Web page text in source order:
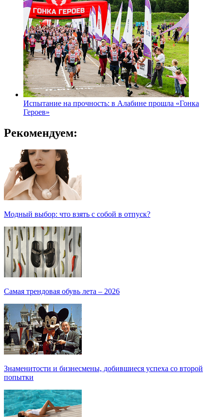
Испытание на прочность: в Алабине прошла «Гонка
Героев»
Рекомендуем:
Модный выбор: что взять с собой в отпуск?
Самая трендовая обувь лета – 2026
Знаменитости и бизнесмены, добившиеся успеха со второй
попытки